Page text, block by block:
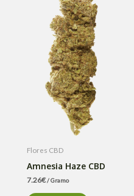
Flores CBD
Amnesia Haze CBD
7.26€/ Gramo